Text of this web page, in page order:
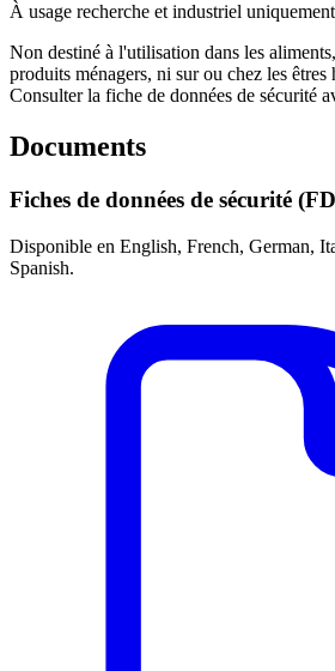
À usage recherche et industriel uniquement
Non destiné à l'utilisation dans les
produits ménagers, ni sur ou chez les
Consulter la fiche de données de sécurité
Documents
Fiches de données de sécurité
Disponible en English, French, German,
Spanish.